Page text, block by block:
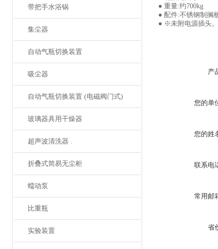
带把手水浴锅
集尘器
自动气瓶切换装置
吸尘器
自动气瓶切换装置 (电磁阀门式)
玻璃器具用干燥器
超声波清洗器 .
折叠式简易无尘柜
蠕动泵
比重瓶
实验装置
● 重量:约700kg
● 配件:不锈钢制搁
● ※未附电源插头。
产
您的单
您的姓
联系电
常用邮
省